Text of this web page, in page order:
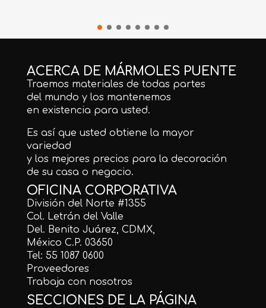
ACERCA DE MÁRMOLES PUENTE
Traemos materiales de todas partes
del mundo y los mantenemos
en existencia para usted.
Es así que usted obtiene la mayor
variedad
y los mejores precios para la decoración
de su casa o negocio.
OFICINA CORPORATIVA
División del Norte #1355
Col. Letrán del Valle
Del. Benito Juárez, CDMX,
México C.P. 03650
Tel: 55 1087 0600
Proveedores
Trabaja con nosotros
SECCIONES DE LA PÁGINA